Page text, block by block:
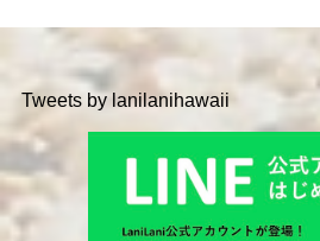
Tweets by lanilanihawaii